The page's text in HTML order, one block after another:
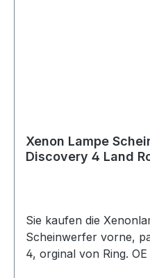
Xenon Lampe
Discovery 4 Land
Sie kaufen die
Scheinwerfer vorne,
4, orginal von Ring.